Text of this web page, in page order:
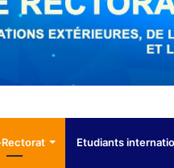
Etudiants